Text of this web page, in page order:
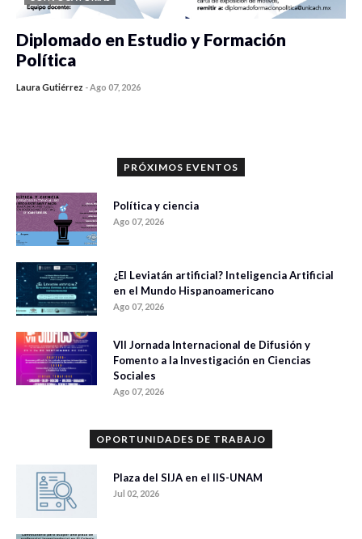
Diplomado en Estudio y Formación
Política
Laura Gutiérrez -Ago 07, 2026
PRÓXIMOS EVENTOS
Política y ciencia
Ago 07, 2026
¿El Leviatán artificial? Inteligencia Artificial
en el Mundo Hispanoamericano
Ago 07, 2026
VII Jornada Internacional de Difusión y
Fomento a la Investigación en Ciencias
Sociales
Ago 07, 2026
OPORTUNIDADES DE TRABAJO
Plaza del SIJA en el IIS-UNAM
Jul 02, 2026